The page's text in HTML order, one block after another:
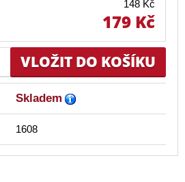
148 Kč
179 Kč
Skladem
1608